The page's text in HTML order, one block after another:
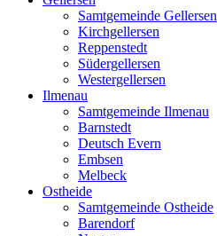
Samtgemeinde Gellersen
Kirchgellersen
Reppenstedt
Südergellersen
Westergellersen
Ilmenau
Samtgemeinde Ilmenau
Barnstedt
Deutsch Evern
Embsen
Melbeck
Ostheide
Samtgemeinde Ostheide
Barendorf